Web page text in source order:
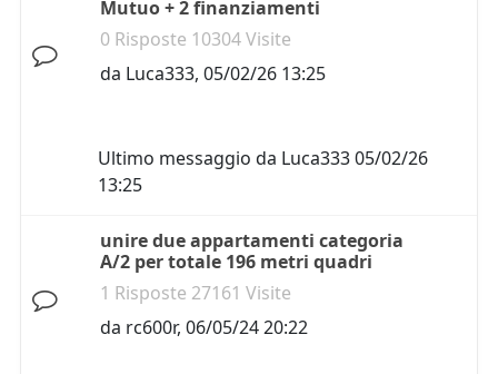
Mutuo + 2 finanziamenti
0 Risposte 10304 Visite
da Luca333, 05/02/26 13:25
Ultimo messaggio da Luca33305/02/26
13:25
unire due appartamenti categoria
A/2 per totale 196 metri quadri
1 Risposte 27161 Visite
da rc600r, 06/05/24 20:22